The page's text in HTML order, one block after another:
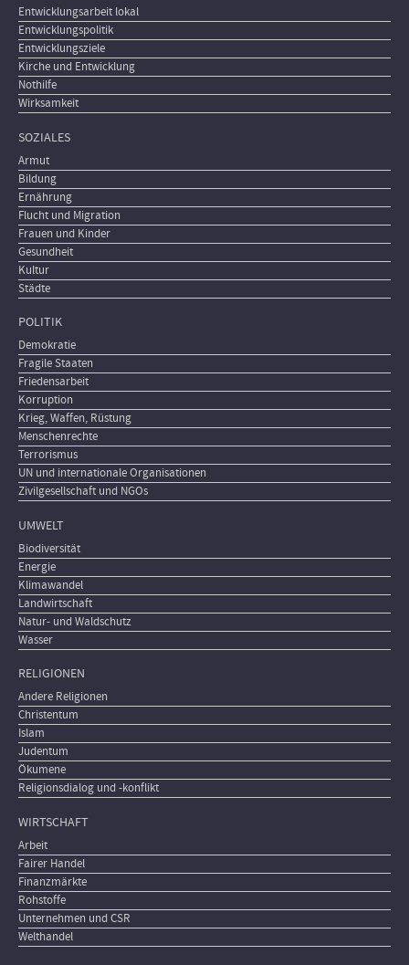
Entwicklungsarbeit lokal
Entwicklungspolitik
Entwicklungsziele
Kirche und Entwicklung
Nothilfe
Wirksamkeit
SOZIALES
Armut
Bildung
Ernährung
Flucht und Migration
Frauen und Kinder
Gesundheit
Kultur
Städte
POLITIK
Demokratie
Fragile Staaten
Friedensarbeit
Korruption
Krieg, Waffen, Rüstung
Menschenrechte
Terrorismus
UN und internationale Organisationen
Zivilgesellschaft und NGOs
UMWELT
Biodiversität
Energie
Klimawandel
Landwirtschaft
Natur- und Waldschutz
Wasser
RELIGIONEN
Andere Religionen
Christentum
Islam
Judentum
Ökumene
Religionsdialog und -konflikt
WIRTSCHAFT
Arbeit
Fairer Handel
Finanzmärkte
Rohstoffe
Unternehmen und CSR
Welthandel